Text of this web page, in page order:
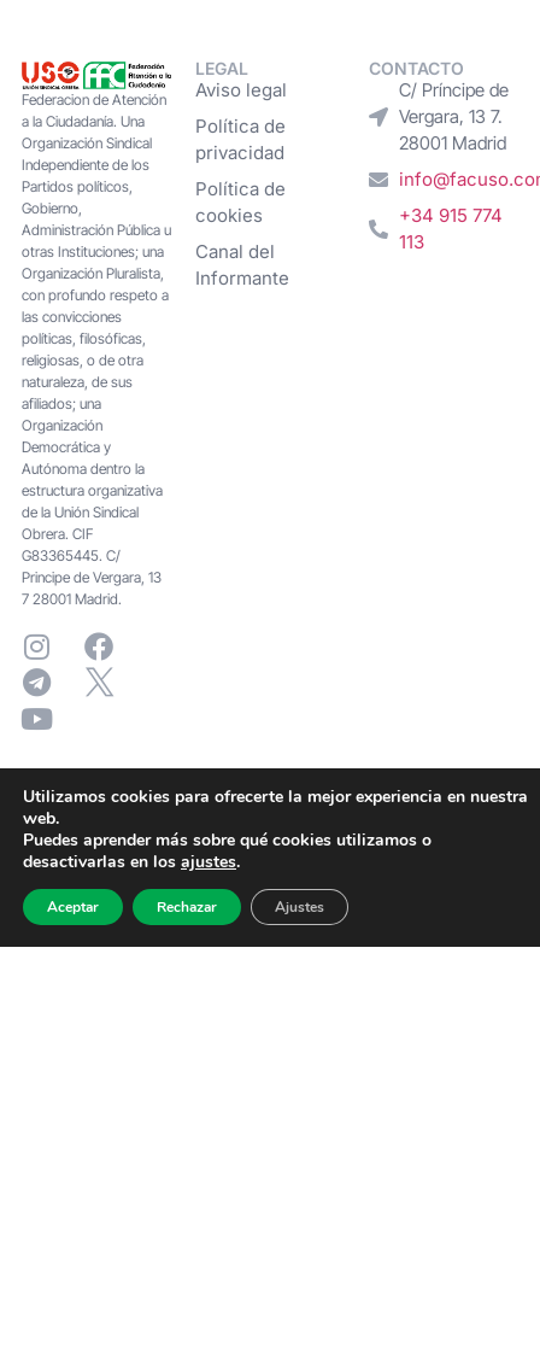
Federacion de Atención
a la Ciudadanía. Una
Organización Sindical
Independiente de los
Partidos políticos,
Gobierno,
Administración Pública u
otras Instituciones; una
Organización Pluralista,
con profundo respeto a
las convicciones
políticas, filosóficas,
religiosas, o de otra
naturaleza, de sus
afiliados; una
Organización
Democrática y
Autónoma dentro la
estructura organizativa
de la Unión Sindical
Obrera. CIF
G83365445. C/
Principe de Vergara, 13
7 28001 Madrid.
LEGAL
Aviso legal
Política de
privacidad
Política de
cookies
Canal del
Informante
CONTACTO
C/ Príncipe de
Vergara, 13 7.
28001 Madrid
+34 915 774
113
Utilizamos cookies para ofrecerte la mejor experiencia en nuestra
web.
Puedes aprender más sobre qué cookies utilizamos o
desactivarlas en los ajustes.
Aceptar Rechazar Ajustes